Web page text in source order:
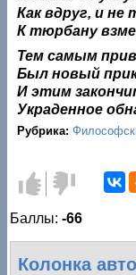
Как вдруг, и не
К тюрбану
Тем самым
Был новый
И этим
Украденное
Рубрика:
Голос за!
Голос
против!
Баллы:-66
Колонка